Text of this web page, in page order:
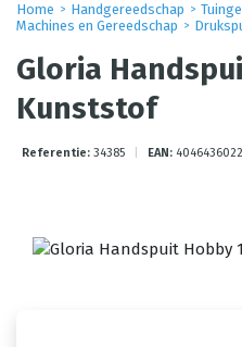
Home Handgereedschap
Machines en Gereedschap
Gloria
Kunststof
Referentie: 34385 EAN: